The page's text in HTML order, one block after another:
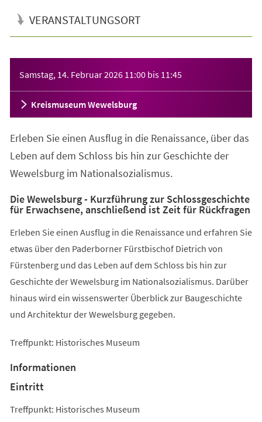
VERANSTALTUNGSORT
Samstag, 14. Februar 2026 11:00 bis 11:45
Kreismuseum Wewelsburg
Erleben Sie einen Ausflug in die Renaissance, über das
Leben auf dem Schloss bis hin zur Geschichte der
Wewelsburg im Nationalsozialismus.
Die Wewelsburg - Kurzführung zur Schlossgeschichte
für Erwachsene, anschließend ist Zeit für Rückfragen
Erleben Sie einen Ausflug in die Renaissance und erfahren Sie
etwas über den Paderborner Fürstbischof Dietrich von
Fürstenberg und das Leben auf dem Schloss bis hin zur
Geschichte der Wewelsburg im Nationalsozialismus. Darüber
hinaus wird ein wissenswerter Überblick zur Baugeschichte
und Architektur der Wewelsburg gegeben.
Treffpunkt: Historisches Museum
Informationen
Eintritt
Treffpunkt: Historisches Museum